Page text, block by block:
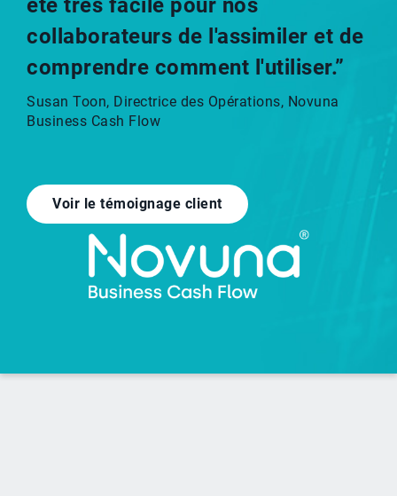
été très facile pour nos
collaborateurs de l'assimiler et de
comprendre comment l'utiliser.”
Susan Toon, Directrice des Opérations, Novuna
Business Cash Flow
Voir le témoignage client